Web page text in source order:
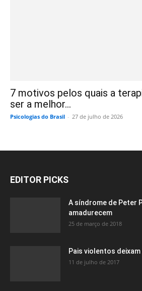
7 motivos pelos quais a
ser a melhor...
Psicologias do Brasil - 27 de julho de 2026
EDITOR PICKS
A síndrome de Peter
amadurecem
25 de março de 2018
Pais violentos
11 de julho de 2017